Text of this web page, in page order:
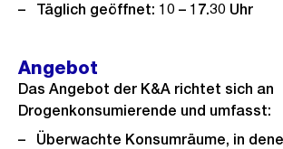
Täglich geöffnet: 10 – 17.30 Uhr
Angebot
Das Angebot der K&A richtet sich an
Drogenkonsumierende und umfasst:
Überwachte Konsumräume, in